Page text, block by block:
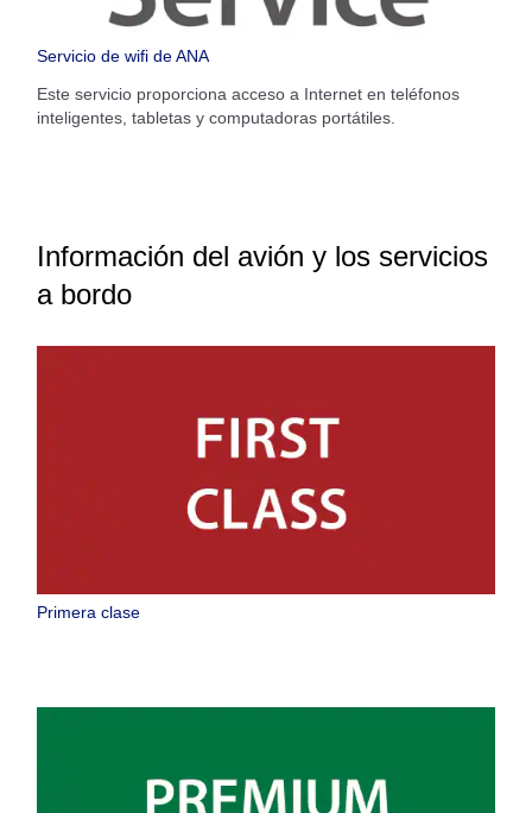
Servicio de wifi de ANA
Este servicio proporciona acceso a Internet en teléfonos
inteligentes, tabletas y computadoras portátiles.
Información del avión y los servicios
a bordo
Primera clase